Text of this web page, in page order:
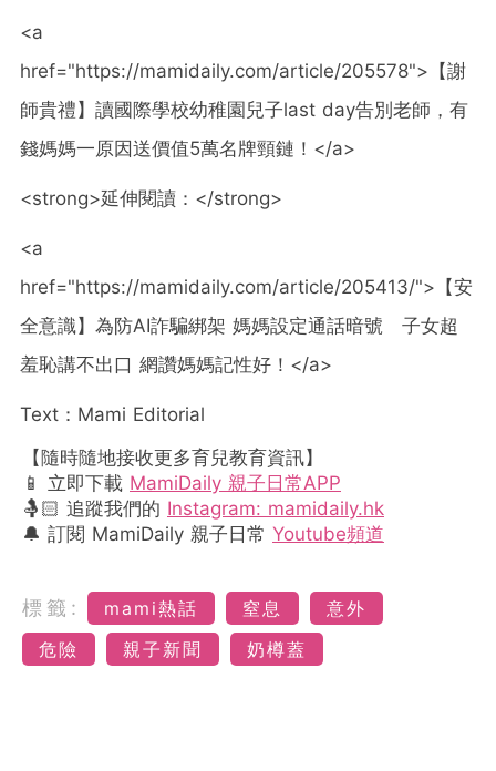
<a
href="https://mamidaily.com/article/205578">【謝
師貴禮】讀國際學校幼稚園兒子last day告別老師，有
錢媽媽一原因送價值5萬名牌頸鏈！</a>
<strong>延伸閱讀：</strong>
<a
href="https://mamidaily.com/article/205413/">【安
全意識】為防AI詐騙綁架 媽媽設定通話暗號 子女超
羞恥講不出口 網讚媽媽記性好！</a>
Text：Mami Editorial
【隨時隨地接收更多育兒教育資訊】
📱 立即下載 MamiDaily 親子日常APP
🤱🏻 追蹤我們的 Instagram: mamidaily.hk
🔔 訂閱 MamiDaily 親子日常 Youtube頻道
標籤: mami熱話 窒息
意外
危險
親子新聞 奶樽蓋